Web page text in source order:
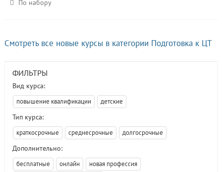
По набору
Смотреть все новые курсы в категории Подготовка к ЦТ
ФИЛЬТРЫ
Вид курса:
повышение квалификации детские
Тип курса:
краткосрочные среднесрочные долгосрочные
Дополнительно:
бесплатные онлайн
новая профессия